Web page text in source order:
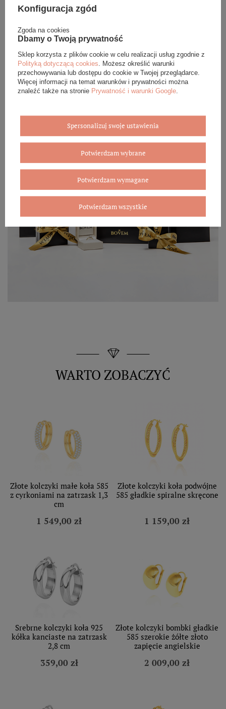
BOVEM otrzymasz jako gotowy do wręczenia upominek. Do
każdego zamówienia dołączamy pudełko ze skóry
ekologicznej oraz elegancką torebkę. Rozmiary i wzory
mogą się różnić ze względu na wybrany asortyment.
WYBIERZ PREZENT
WARTO ZOBACZYĆ
Złote kolczyki małe koła 585
z cyrkoniami na zatrzask 1,3
cm
1 549,00 zł
Złote kolczyki koła podwójne
585 gładkie spiralne skręcone
1 159,00 zł
Srebrne kolczyki koła 925
kółka kanciaste na zatrzask
2,8 cm
359,00 zł
Złote kolczyki bombki gładkie
585 szerokie żółte złoto
zapięcie angielskie
2 009,00 zł
Konfiguracja zgód
Zgoda na cookies
Dbamy o Twoją prywatność
Sklep korzysta z plików cookie w celu realizacji usług zgodnie z
Polityką dotyczącą cookies . Możesz określić warunki
przechowywania lub dostępu do cookie w Twojej przeglądarce.
Więcej informacji na temat warunków i prywatności można
znaleźć także na stronie Prywatność i warunki Google
Spersonalizuj swoje ustawienia
Potwierdzam wybrane
Potwierdzam wymagane
Potwierdzam wszystkie